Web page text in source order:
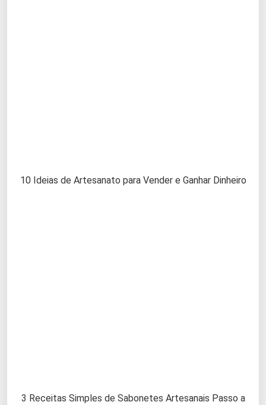
10 Ideias de Artesanato para Vender e Ganhar Dinheiro
3 Receitas Simples de Sabonetes Artesanais Passo a